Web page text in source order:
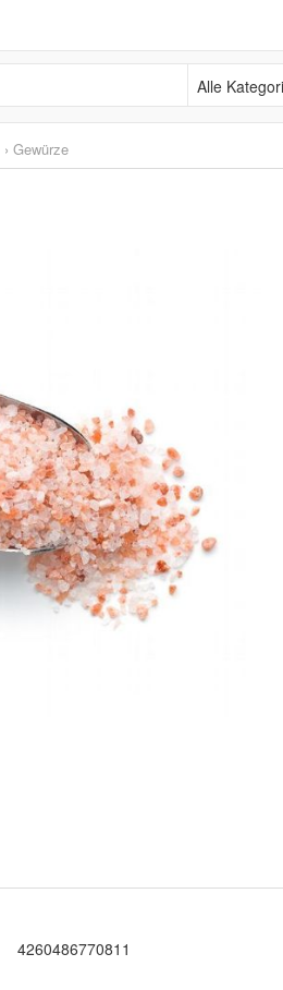
Alle Kategorien
› Gewürze
4260486770811